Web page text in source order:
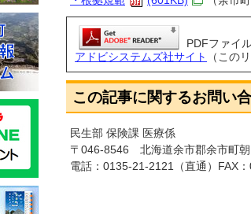
PDFファイ
アドビシステムズ社サイト
（この
この記事に関するお問い
民生部 保険課 医療係
〒046-8546 北海道余市郡余市町
電話： 0135-21-2121 （直通）FAX